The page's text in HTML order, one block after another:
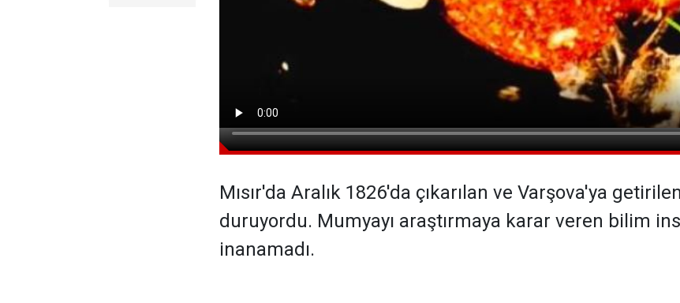
Mısır'da Aralık 1826'da çıkarılan ve Varşova'ya
duruyordu. Mumyayı araştırmaya karar veren bilim
inanamadı.